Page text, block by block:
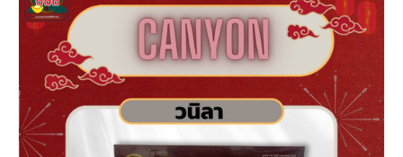
บัญชีผู้ใช้
ขั้นตอนการสั่งซื้อ
แจ้งชำระเงิน